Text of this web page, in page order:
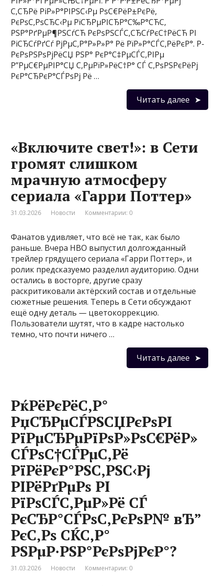
С‚СЂРё РіР»Р°РІРЅС‹Рµ РѕС€РёР±РєРё,
РєРѕС‚РѕСЂС‹Рµ РїСЂРµРІСЂР°С‰Р°СЋС‚
РЅР°РґРµР¶РЅСѓСЋ РєРѕРЅСЃС‚СЂСѓРєС†РёСЋ РІ
РіСЂСѓРґСѓ РјРµС‚Р°Р»Р»Р° Рё РїР»Р°СЃС‚РёРєР°. Р­
РєРѕРЅРѕРјРёСЏ РЅР° РєР°С‡РµСЃС‚РІРµ
Р”РµС€РµРІР°СЏ С‚РµРїР»РёС†Р° СЃ С‚РѕРЅРєРёРј
РєР°СЂРєР°СЃРѕРј Рё …
Читать далее
«Включите свет!»: в Сети
громят слишком
мрачную атмосферу
сериала «Гарри Поттер»
31.03.2026 Новости Комментарии: 0
Фанатов удивляет, что всё не так, как было
раньше. Вчера HBO выпустил долгожданный
трейлер грядущего сериала «Гарри Поттер», и
ролик предсказуемо разделил аудиторию. Одни
остались в восторге, другие сразу
раскритиковали актёрский состав и отдельные
сюжетные решения. Теперь в Сети обсуждают
ещё одну деталь — цветокоррекцию.
Пользователи шутят, что в кадре настолько
темно, что почти ничего …
Читать далее
РќРёРєРёС‚Р°
РџСЂРµСЃРЅСЏРєРѕРІ
РїРµСЂРµРїРѕР»РѕС€РёР»
СЃРѕС†СЃРµС‚Рё
РїРёРєР°РЅС‚РЅС‹Рј
РІРёРґРµРѕ РІ
РїРѕСЃС‚РµР»Рё СЃ
РєСЂР°СЃРѕС‚РєРѕР№ вЂ”
РєС‚Рѕ СЌС‚Р°
РЅРµР·РЅР°РєРѕРјРєР°?
31.03.2026 Новости Комментарии: 0